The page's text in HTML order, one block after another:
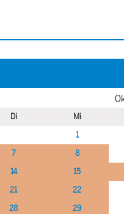
Di Mi
1
7 8
14 15
21 22
28 29